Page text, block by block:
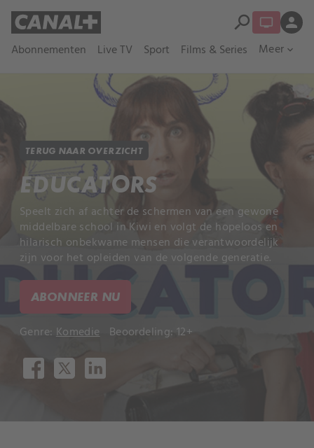
Abonnementen Live TV Sport Films & Series Meer expand_more
search person
TERUG NAAR OVERZICHT
EDUCATORS
Speelt zich af achter de schermen van een gewone
middelbare school in Kiwi en volgt de hopeloos en
hilarisch onbekwame mensen die verantwoordelijk
zijn voor het opleiden van de volgende generatie.
ABONNEER NU
Genre: Komedie Beoordeling: 12+